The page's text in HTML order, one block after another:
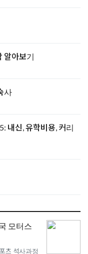
알아보기
사
내신, 유학비용, 커리
모터스
츠 석사과정